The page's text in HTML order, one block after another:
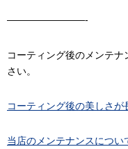
————————-
コーティング後のメンテ
さい。
コーティング後の美しさが
当店のメンテナンスについ